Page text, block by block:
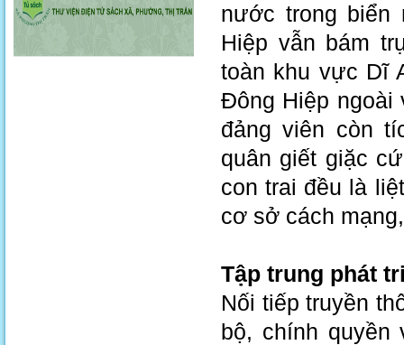
nước trong biển
Hiệp vẫn bám
toàn khu vực Dĩ
Đông Hiệp ngoài
đảng viên còn
quân giết giặc
con trai đều là
cơ sở cách
Tập trung phát
Nối tiếp truyền
bộ, chính quyền